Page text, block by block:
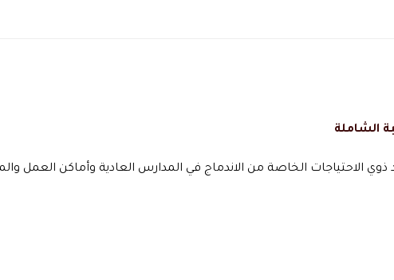
الشاملة
ذوي الاحتياجات الخاصة من الاندماج في المدارس العادية وأماكن العمل